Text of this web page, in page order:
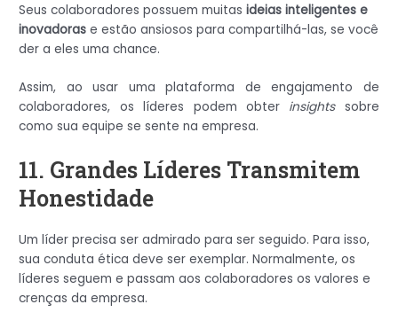
Seus colaboradores possuem muitasideias inteligentes e
inovadoras e estão ansiosos para compartilhá-las, se você
der a eles uma chance.
Assim, ao usar uma plataforma de engajamento de
colaboradores, os líderes podem obter insightssobre
como sua equipe se sente na empresa.
11. Grandes Líderes Transmitem
Honestidade
Um líder precisa ser admirado para ser seguido. Para isso,
sua conduta ética deve ser exemplar. Normalmente, os
líderes seguem e passam aos colaboradores os valores e
crenças da empresa.